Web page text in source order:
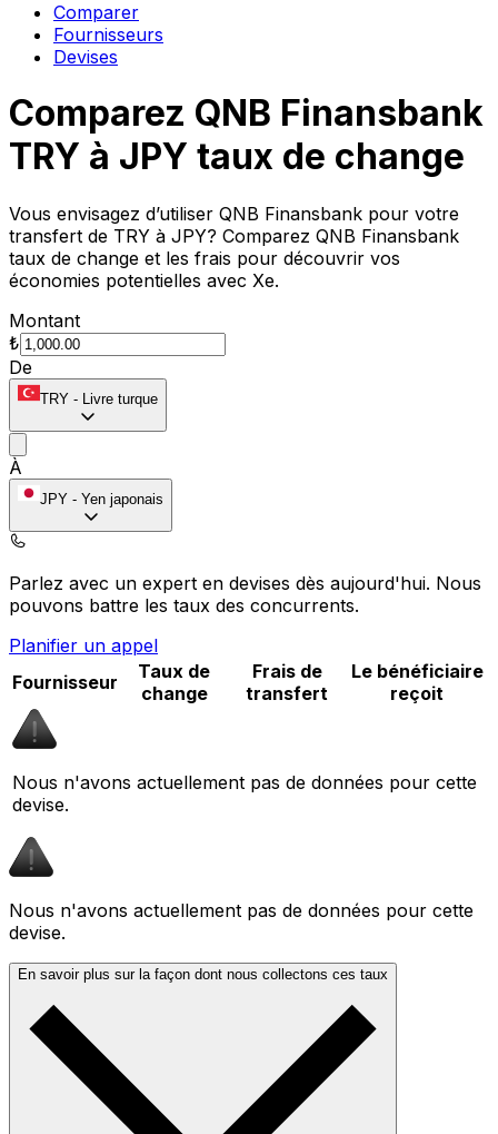
Comparer
Fournisseurs
Devises
Comparez QNB Finansbank
TRY à JPY taux de change
Vous envisagez d’utiliser QNB Finansbank pour votre
transfert de TRY à JPY? Comparez QNB Finansbank
taux de change et les frais pour découvrir vos
économies potentielles avec Xe.
Montant
₺
De
TRY - Livre turque
À
JPY - Yen japonais
Parlez avec un expert en devises dès aujourd'hui. Nous
pouvons battre les taux des concurrents.
Planifier un appel
Fournisseur
Taux de
change
Frais de
transfert
Le bénéficiaire
reçoit
Nous n'avons actuellement pas de données pour cette
devise.
Nous n'avons actuellement pas de données pour cette
devise.
En savoir plus sur la façon dont nous collectons ces taux